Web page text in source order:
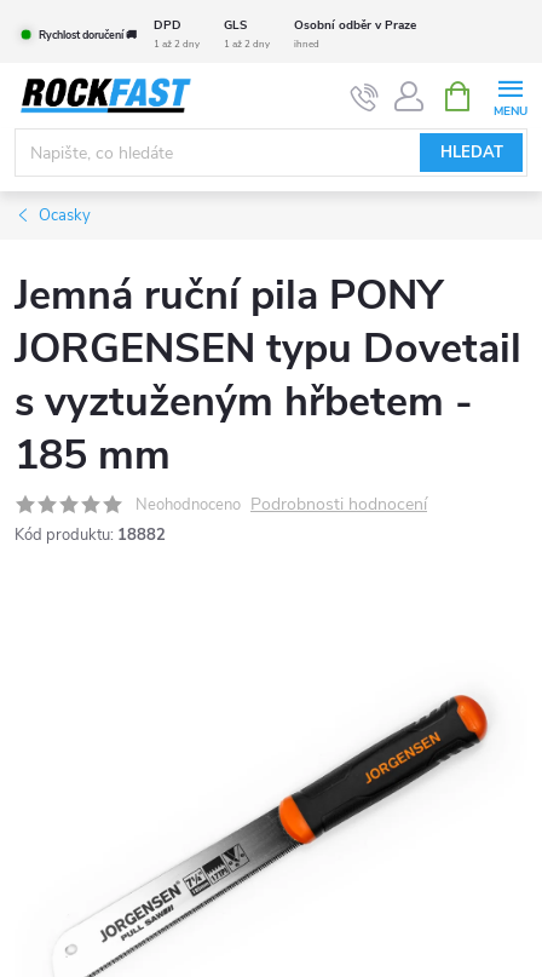
obsah
Rychlost doručení 🚚
DPD GLS Osobní odběr v Praze
1 až 2 dny 1 až 2 dny ihned
HLEDAT
NÁKUPNÍ
KOŠÍK
Ocasky
Jemná ruční pila PONY
JORGENSEN typu Dovetail
s vyztuženým hřbetem -
185 mm
Neohodnoceno Podrobnosti hodnocení
Kód produktu: 18882